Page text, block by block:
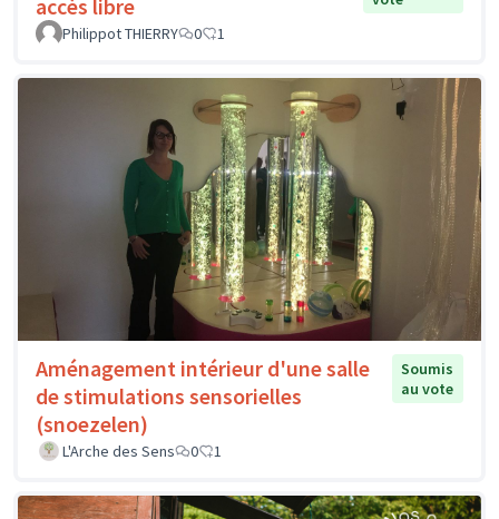
accès libre
Philippot THIERRY
0 1
Aménagement intérieur d'une salle
de stimulations sensorielles
(snoezelen)
Soumis
au vote
L'Arche des Sens 0 1